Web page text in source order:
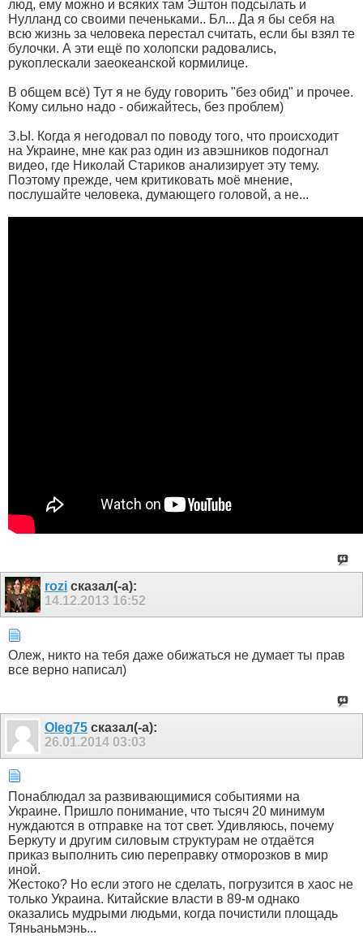
люд, ему можно и всяких там Эштон подсылать и
Нулланд со своими печеньками.. Бл... Да я бы себя на
всю жизнь за человека перестал считать, если бы взял те
булочки. А эти ещё по холопски радовались,
рукоплескали заеокеанской кормилице.
В общем всё) Тут я не буду говорить "без обид" и прочее.
Кому сильно надо - обижайтесь, без проблем)
З.Ы. Когда я негодовал по поводу того, что происходит
на Украине, мне как раз один из авэшников подогнал
видео, где Николай Стариков анализирует эту тему.
Поэтому прежде, чем критиковать моё мнение,
послушайте человека, думающего головой, а не...
rozi сказал(-а):
14.12.2013 16:52
Олеж, никто на тебя даже обижаться не думает ты прав
все верно написал)
Olеg75 сказал(-а):
26.01.2014 03:03
Понаблюдал за развивающимися событиями на
Украине. Пришло понимание, что тысяч 20 минимум
нуждаются в отправке на тот свет. Удивляюсь, почему
Беркуту и другим силовым структурам не отдаётся
приказ выполнить сию переправку отморозков в мир
иной.
Жестоко? Но если этого не сделать, погрузится в хаос не
только Украина. Китайские власти в 89-м однако
оказались мудрыми людьми, когда почистили площадь
Тяньаньмэнь...